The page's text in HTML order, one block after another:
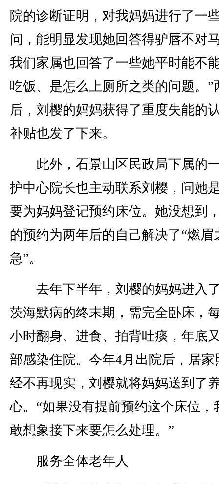
院的诊断证明，对我妈妈进行了一
问，能明显发现她回答得驴唇不对
我们家属也回答了一些她平时能不
吃饭、是怎么上厕所之类的问题。”
后，刘樱的妈妈获得了重度失能的
补贴也发了下来。
此外，石景山区民政局下属的
护中心院长也主动联系刘樱，问她
要为妈妈登记预约床位。她没想到
的预约为两年后的自己解决了“燃眉
急”。
去年下半年，刘樱的妈妈进入
茨海默病的终末期，需完全卧床，
小时翻身、进食、拍背吐痰，年底
部感染住院。今年4月出院后，居家
经不再现实，刘樱就将妈妈送到了
心。“如果没有提前预约这个床位，
敢想象接下来要怎么处理。”
服务全体老年人